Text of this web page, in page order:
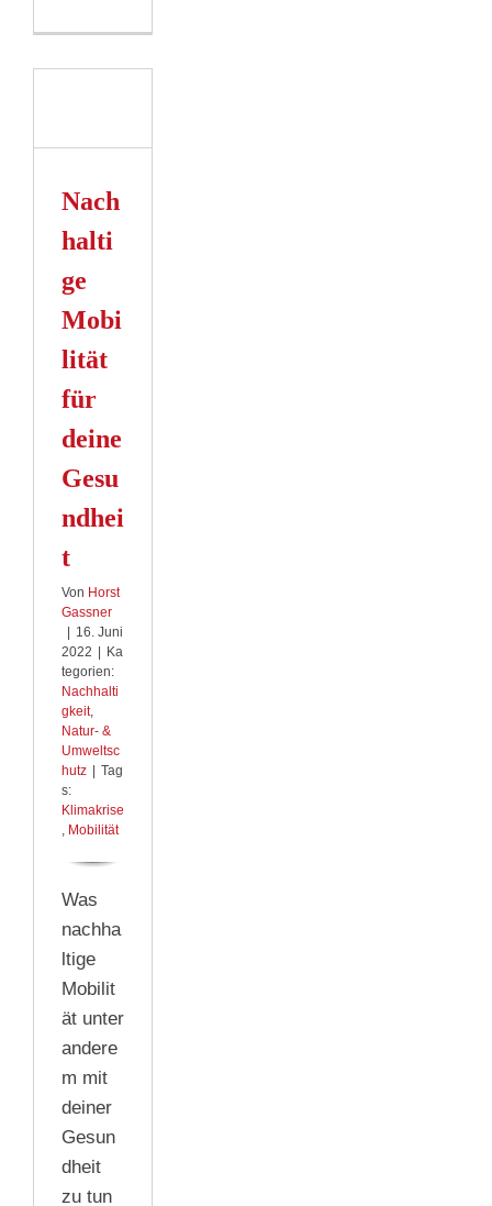
Nach
halti
ge
Mobi
lität
für
deine
Gesu
ndhei
t
Von Horst
Gassner
16. Juni
2022
Ka
tegorien:
Nachhalti
gkeit,
Natur- &
Umweltsc
hutz
Tag
s:
Klimakrise
, Mobilität
Was
nachha
ltige
Mobilit
ät unter
andere
m mit
deiner
Gesun
dheit
zu tun